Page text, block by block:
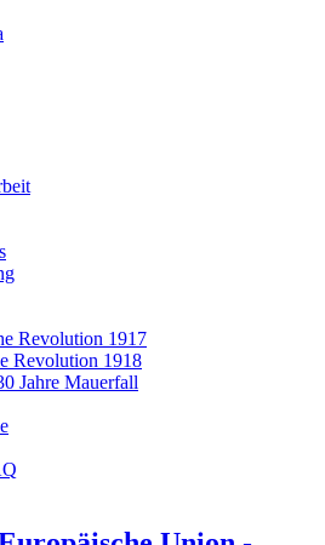
Revolution 1917
Revolution 1918
Jahre Mauerfall